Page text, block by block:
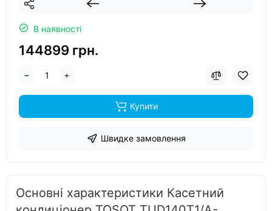
В наявності
144899 грн.
Купити
Швидке замовлення
Основні характеристики Касетний